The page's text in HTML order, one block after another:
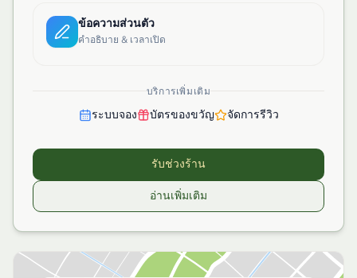
ข้อความส่วนตัว
คำอธิบาย & เวลาเปิด
บริการเพิ่มเติม
ระบบจอง บัตรของขวัญ จัดการรีวิว
รับช่วงร้าน
อ่านเพิ่มเติม